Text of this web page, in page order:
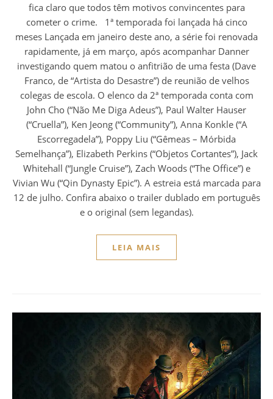
fica claro que todos têm motivos convincentes para
cometer o crime. 1ª temporada foi lançada há cinco
meses Lançada em janeiro deste ano, a série foi renovada
rapidamente, já em março, após acompanhar Danner
investigando quem matou o anfitrião de uma festa (Dave
Franco, de “Artista do Desastre”) de reunião de velhos
colegas de escola. O elenco da 2ª temporada conta com
John Cho (“Não Me Diga Adeus”), Paul Walter Hauser
(“Cruella”), Ken Jeong (“Community”), Anna Konkle (“A
Escorregadela”), Poppy Liu (“Gêmeas – Mórbida
Semelhança”), Elizabeth Perkins (“Objetos Cortantes”), Jack
Whitehall (“Jungle Cruise”), Zach Woods (“The Office”) e
Vivian Wu (“Qin Dynasty Epic”). A estreia está marcada para
12 de julho. Confira abaixo o trailer dublado em português
e o original (sem legandas).
LEIA MAIS